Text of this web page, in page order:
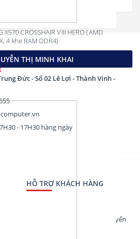
CROSSHAIR VIII HERO (AMD
4 khe RAM DDR4)
THỊ MINH KHAI
Đức - Số 02 Lê Lợi - Thành Vinh -
- 17H30 hàng ngày
HỖ TRỢ KHÁCH HÀNG
Hướng dẫn mua hàng trực tuyến